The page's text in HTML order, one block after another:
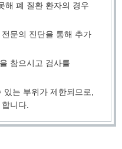
해 폐 질환 환자의 경우
문의 진단을 통해 추가
참으시고 검사를
는 부위가 제한되므로,
니다.